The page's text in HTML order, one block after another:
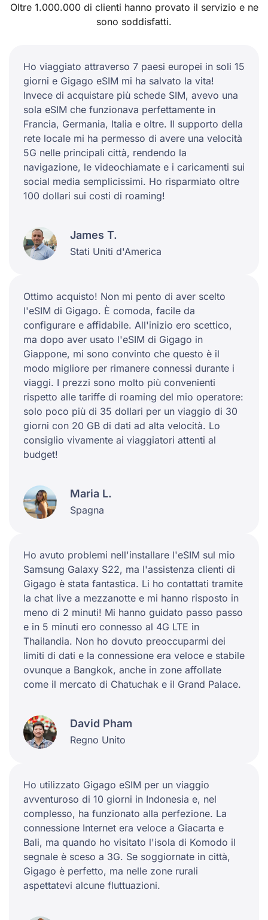
Oltre 1.000.000 di clienti hanno provato il servizio e ne
sono soddisfatti.
Ho viaggiato attraverso 7 paesi europei in soli 15
giorni e Gigago eSIM mi ha salvato la vita!
Invece di acquistare più schede SIM, avevo una
sola eSIM che funzionava perfettamente in
Francia, Germania, Italia e oltre. Il supporto della
rete locale mi ha permesso di avere una velocità
5G nelle principali città, rendendo la
navigazione, le videochiamate e i caricamenti sui
social media semplicissimi. Ho risparmiato oltre
100 dollari sui costi di roaming!
James T.
Stati Uniti d'America
Ottimo acquisto! Non mi pento di aver scelto
l'eSIM di Gigago. È comoda, facile da
configurare e affidabile. All'inizio ero scettico,
ma dopo aver usato l'eSIM di Gigago in
Giappone, mi sono convinto che questo è il
modo migliore per rimanere connessi durante i
viaggi. I prezzi sono molto più convenienti
rispetto alle tariffe di roaming del mio operatore:
solo poco più di 35 dollari per un viaggio di 30
giorni con 20 GB di dati ad alta velocità. Lo
consiglio vivamente ai viaggiatori attenti al
budget!
Maria L.
Spagna
Ho avuto problemi nell'installare l'eSIM sul mio
Samsung Galaxy S22, ma l'assistenza clienti di
Gigago è stata fantastica. Li ho contattati tramite
la chat live a mezzanotte e mi hanno risposto in
meno di 2 minuti! Mi hanno guidato passo passo
e in 5 minuti ero connesso al 4G LTE in
Thailandia. Non ho dovuto preoccuparmi dei
limiti di dati e la connessione era veloce e stabile
ovunque a Bangkok, anche in zone affollate
come il mercato di Chatuchak e il Grand Palace.
David Pham
Regno Unito
Ho utilizzato Gigago eSIM per un viaggio
avventuroso di 10 giorni in Indonesia e, nel
complesso, ha funzionato alla perfezione. La
connessione Internet era veloce a Giacarta e
Bali, ma quando ho visitato l'isola di Komodo il
segnale è sceso a 3G. Se soggiornate in città,
Gigago è perfetto, ma nelle zone rurali
aspettatevi alcune fluttuazioni.